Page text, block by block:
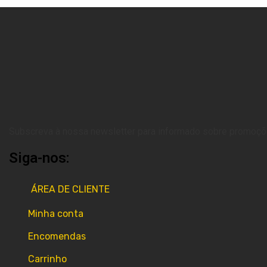
Siga-nos:
ÁREA DE CLIENTE
Minha conta
Encomendas
Carrinho